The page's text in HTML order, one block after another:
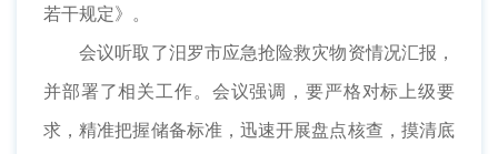
若干规定》。
会议听取了汨罗市应急抢险救灾物资情况汇报，
并部署了相关工作。会议强调，要严格对标上级要
求，精准把握储备标准，迅速开展盘点核查，摸清底